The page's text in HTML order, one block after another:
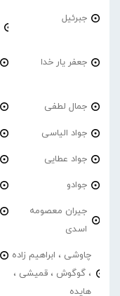
جبرئیل
جعفر یار خدا
جمال لطفی
جواد الیاسی
جواد عطایی
جوادو
جیران معصومه
اسدی
چاوشی ، ابراهیم زاده
، گوگوش ، قمیشی ،
هایده